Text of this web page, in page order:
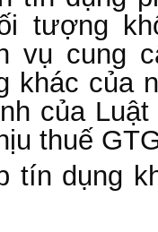
tượng
vụ cung
khác của
của
thuế
tín dụng